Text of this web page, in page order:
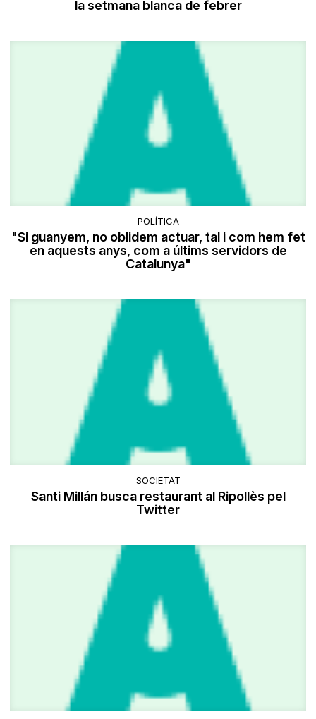
la setmana blanca de febrer
POLÍTICA
"Si guanyem, no oblidem actuar, tal i com hem fet
en aquests anys, com a últims servidors de
Catalunya"
SOCIETAT
Santi Millán busca restaurant al Ripollès pel
Twitter